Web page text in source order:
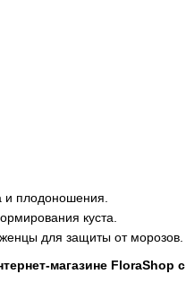
и плодоношения.
куста.
для защиты от морозов.
магазине FloraShop с